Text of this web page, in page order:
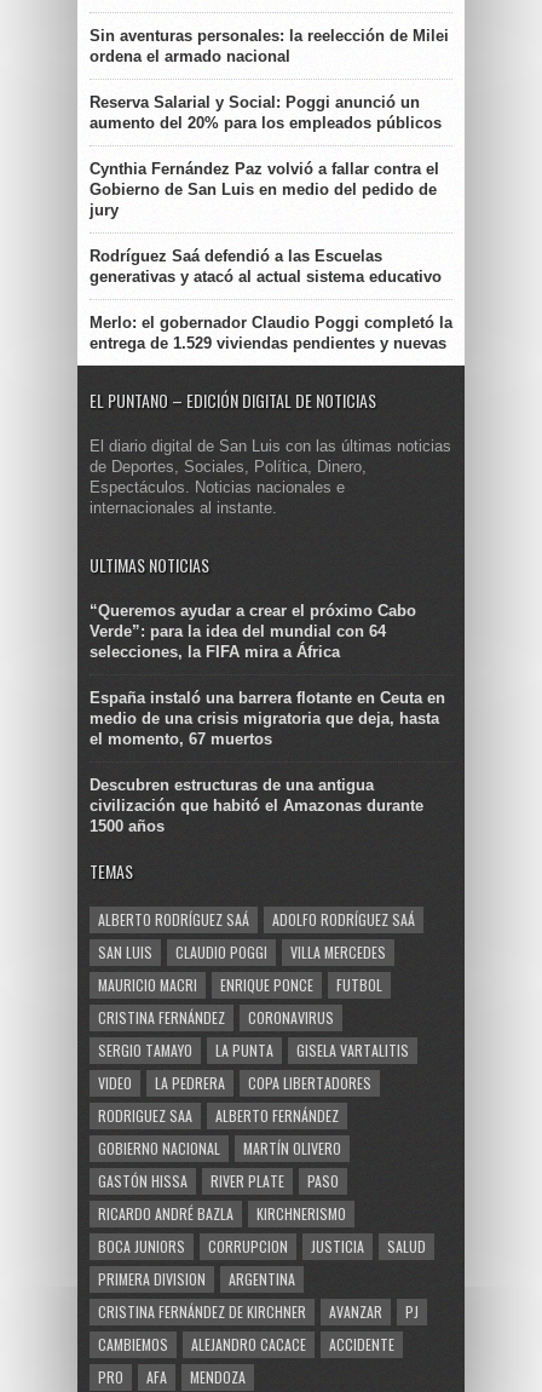
Sin aventuras personales: la reelección de Milei
ordena el armado nacional
Reserva Salarial y Social: Poggi anunció un
aumento del 20% para los empleados públicos
Cynthia Fernández Paz volvió a fallar contra el
Gobierno de San Luis en medio del pedido de
jury
Rodríguez Saá defendió a las Escuelas
generativas y atacó al actual sistema educativo
Merlo: el gobernador Claudio Poggi completó la
entrega de 1.529 viviendas pendientes y nuevas
EL PUNTANO – EDICIÓN DIGITAL DE NOTICIAS
El diario digital de San Luis con las últimas noticias
de Deportes, Sociales, Política, Dinero,
Espectáculos. Noticias nacionales e
internacionales al instante.
ULTIMAS NOTICIAS
“Queremos ayudar a crear el próximo Cabo
Verde”: para la idea del mundial con 64
selecciones, la FIFA mira a África
España instaló una barrera flotante en Ceuta en
medio de una crisis migratoria que deja, hasta
el momento, 67 muertos
Descubren estructuras de una antigua
civilización que habitó el Amazonas durante
1500 años
TEMAS
ALBERTO RODRÍGUEZ SAÁ
ADOLFO RODRÍGUEZ SAÁ
SAN LUIS
CLAUDIO POGGI
VILLA MERCEDES
MAURICIO MACRI
ENRIQUE PONCE
FUTBOL
CRISTINA FERNÁNDEZ
CORONAVIRUS
SERGIO TAMAYO
LA PUNTA
GISELA VARTALITIS
VIDEO
LA PEDRERA
COPA LIBERTADORES
RODRIGUEZ SAA
ALBERTO FERNÁNDEZ
GOBIERNO NACIONAL
MARTÍN OLIVERO
GASTÓN HISSA
RIVER PLATE
PASO
RICARDO ANDRÉ BAZLA
KIRCHNERISMO
BOCA JUNIORS
CORRUPCION JUSTICIA
SALUD
PRIMERA DIVISION
ARGENTINA
CRISTINA FERNÁNDEZ DE KIRCHNER
AVANZAR
PJ
CAMBIEMOS
ALEJANDRO CACACE
ACCIDENTE
PRO
AFA MENDOZA